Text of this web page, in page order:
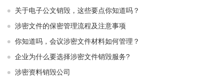
关于电子公文销毁，这些要点你知道吗？
涉密文件的保密管理流程及注意事项
你知道吗，会议涉密文件材料如何管理？
企业为什么要选择涉密文件销毁服务?
涉密资料销毁公司